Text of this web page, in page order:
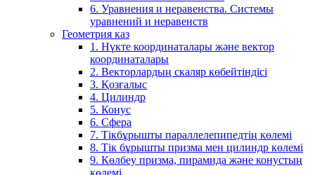
6. Уравнения и неравенства. Системы
уравнений и неравенств
Геометрия каз
1. Нүкте координаталары және вектор
координаталары
2. Векторлардың скаляр көбейтіндісі
3. Қозғалыс
4. Цилиндр
5. Конус
6. Сфера
7. Тікбұрышты параллелепипедтің көлемі
8. Тік бұрышты призма мен цилиндр көлемі
9. Көлбеу призма, пирамида және конустың
көлемі